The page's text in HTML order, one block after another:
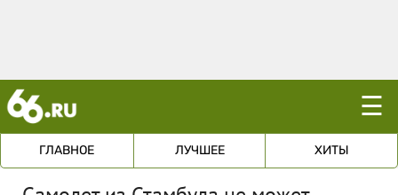
☰
ГЛАВНОЕ ЛУЧШЕЕ ХИТЫ